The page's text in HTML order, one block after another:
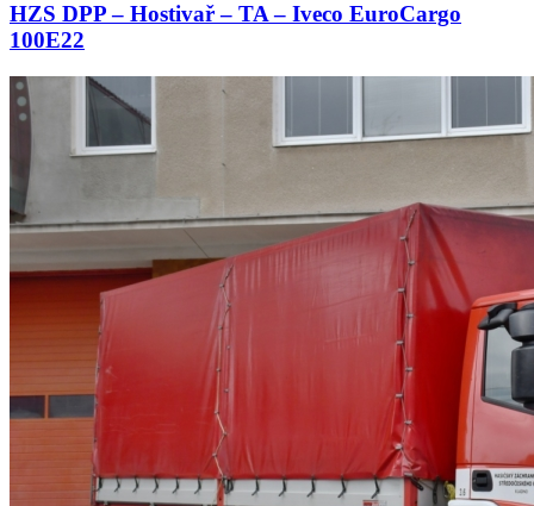
HZS DPP – Hostivař – TA – Iveco EuroCargo
100E22